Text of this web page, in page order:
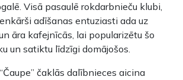
Visā pasaulē rokdarbnieču klubi,
adīšanas entuziasti ada uz
āra kafejnīcās, lai popularizētu šo
un satiktu līdzīgi domājošos.
čaklās dalībnieces aicina